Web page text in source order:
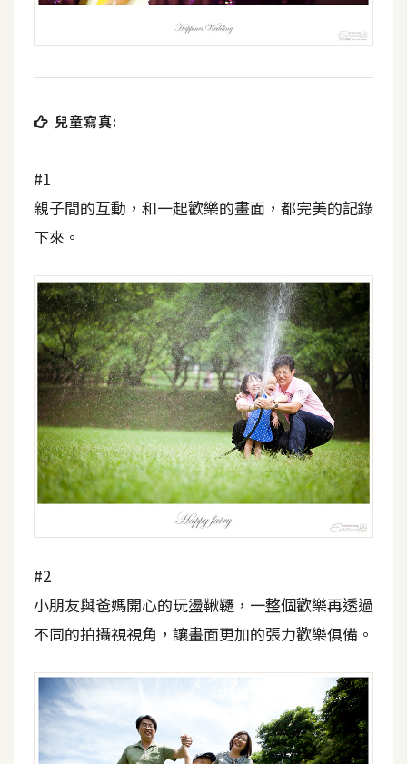
網
頁
設
計
前
H
M
L
/
C
S
S
J
a
v
c
i
p
U
兒童寫真:
#1
親子間的互動，和一起歡樂的畫面，都完美的記錄
下來。
#2
小朋友與爸媽開心的玩盪鞦韆，一整個歡樂再透過
不同的拍攝視視角，讓畫面更加的張力歡樂俱備。